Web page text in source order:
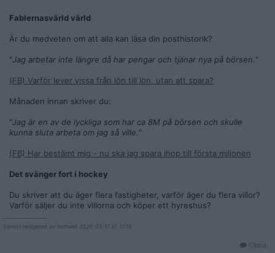
barn som skulle tänkas ärva mig.
Fablernasvärld värld
Är du medveten om att alla kan läsa din posthistorik?
"Jag arbetar inte längre då har pengar och tjänar nya på börsen."
(FB) Varför lever vissa från lön till lön, utan att spara?
Månaden innan skriver du:
"Jag är en av de lyckliga som har ca 8M på börsen och skulle
kunna sluta arbeta om jag så ville."
(FB) Har bestämt mig - nu ska jag spara ihop till första miljonen
Det svänger fort i hockey
Du skriver att du äger flera fastigheter, varför äger du flera villor?
Varför säljer du inte villorna och köper ett hyreshus?
Senast redigerad av trottwell 2026-05-17 kl. 12:16.
Citera